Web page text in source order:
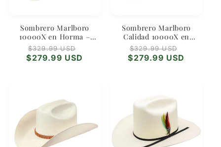
Sombrero Marlboro
10000X en Horma –
Elegancia Western y
Durabilidad Extrema
Regular
price
$329.99 USD
price
$279.99 USD
Sombrero Marlboro
Calidad 10000X en
Horma Marlboro WD-684
– Elegancia Vaquera de
Alta Gama
Regular
price
$329.99 USD
price
$279.99 USD